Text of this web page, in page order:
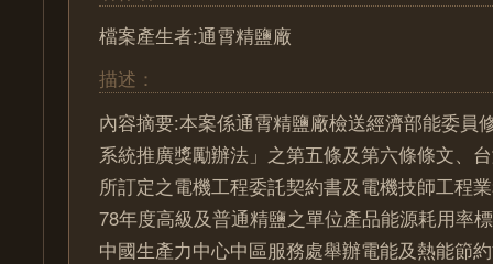
檔案產生者:通霄精鹽廠
描述：
內容摘要:本案係通霄精鹽廠檢送經濟部能委員
系統推廣獎勵辦法」之第五條及第六條條文、
所訂定之電機工程委託契約書及電機技師工程
78年度高級及普通精鹽之單位產品能源耗用率
中國生產力中心中區服務處舉辦電能及熱能節